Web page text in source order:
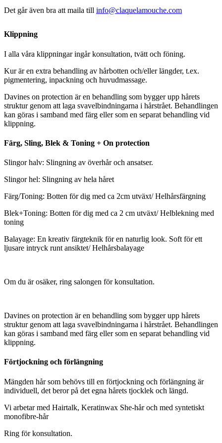
Det går även bra att maila till info@claquelamouche.com
Klippning
I alla våra klippningar ingår konsultation, tvätt och föning.
Kur är en extra behandling av hårbotten och/eller längder, t.ex.
pigmentering, inpackning och huvudmassage.
Davines on protection är en behandling som bygger upp hårets
struktur genom att laga svavelbindningarna i hårstrået. Behandlingen
kan göras i samband med färg eller som en separat behandling vid
klippning.
Färg, Sling, Blek & Toning + On protection
Slingor halv: Slingning av överhår och ansatser.
Slingor hel: Slingning av hela håret
Färg/Toning: Botten för dig med ca 2cm utväxt/ Helhårsfärgning
Blek+Toning: Botten för dig med ca 2 cm utväxt/ Helblekning med
toning
Balayage: En kreativ färgteknik för en naturlig look. Soft för ett
ljusare intryck runt ansiktet/ Helhårsbalayage
Om du är osäker, ring salongen för konsultation.
Davines on protection är en behandling som bygger upp hårets
struktur genom att laga svavelbindningarna i hårstrået. Behandlingen
kan göras i samband med färg eller som en separat behandling vid
klippning.
Förtjockning och förlängning
Mängden hår som behövs till en förtjockning och förlängning är
individuell, det beror på det egna hårets tjocklek och längd.
Vi arbetar med Hairtalk, Keratinwax She-hår och med syntetiskt
monofibre-hår
Ring för konsultation.